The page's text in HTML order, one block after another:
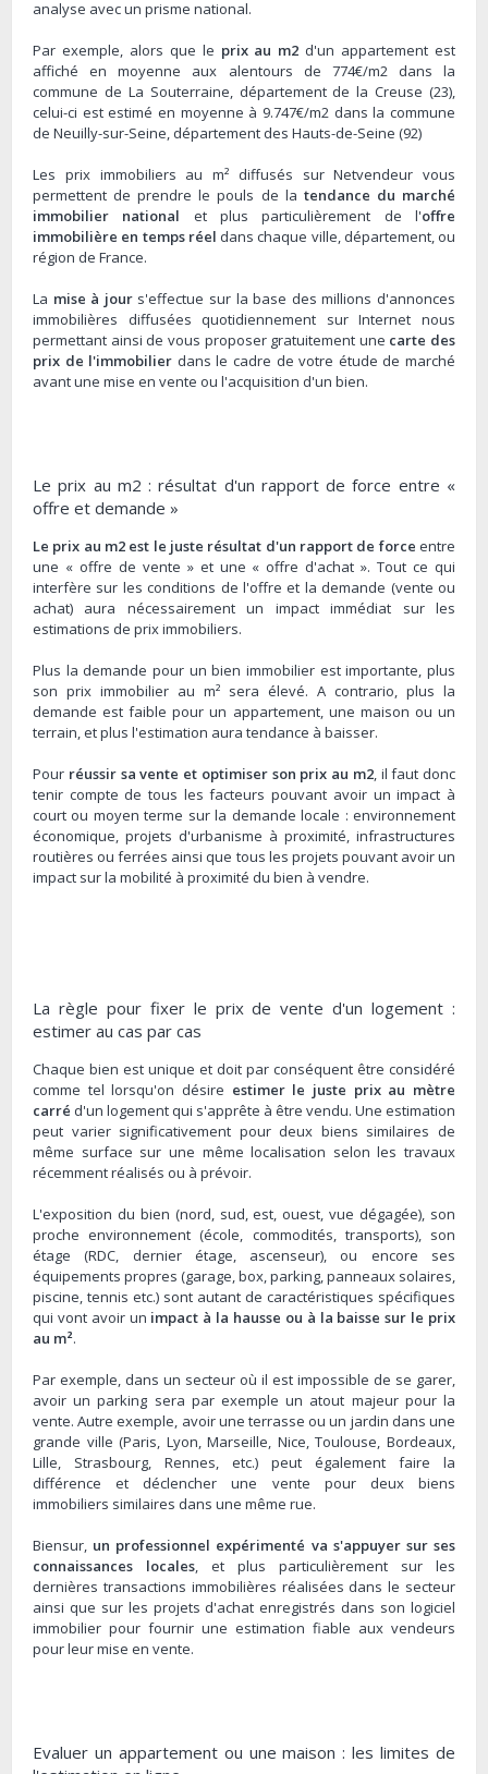
analyse avec un prisme national.
Par exemple, alors que le prix au m2 d'un appartement est
affiché en moyenne aux alentours de 774€/m2 dans la
commune de La Souterraine, département de la Creuse (23),
celui-ci est estimé en moyenne à 9.747€/m2 dans la commune
de Neuilly-sur-Seine, département des Hauts-de-Seine (92)
Les prix immobiliers au m² diffusés sur Netvendeur vous
permettent de prendre le pouls de la tendance du marché
immobilier national et plus particulièrement de l'offre
immobilière en temps réel dans chaque ville, département, ou
région de France.
La mise à jours'effectue sur la base des millions d'annonces
immobilières diffusées quotidiennement sur Internet nous
permettant ainsi de vous proposer gratuitement une carte des
prix de l'immobilier dans le cadre de votre étude de marché
avant une mise en vente ou l'acquisition d'un bien.
Le prix au m2 : résultat d'un rapport de force entre «
offre et demande »
Le prix au m2 est le juste résultat d'un rapport de force entre
une « offre de vente » et une « offre d'achat ». Tout ce qui
interfère sur les conditions de l'offre et la demande (vente ou
achat) aura nécessairement un impact immédiat sur les
estimations de prix immobiliers.
Plus la demande pour un bien immobilier est importante, plus
son prix immobilier au m² sera élevé. A contrario, plus la
demande est faible pour un appartement, une maison ou un
terrain, et plus l'estimation aura tendance à baisser.
Pour réussir sa vente et optimiser son prix au m2, il faut donc
tenir compte de tous les facteurs pouvant avoir un impact à
court ou moyen terme sur la demande locale : environnement
économique, projets d'urbanisme à proximité, infrastructures
routières ou ferrées ainsi que tous les projets pouvant avoir un
impact sur la mobilité à proximité du bien à vendre.
La règle pour fixer le prix de vente d'un logement :
estimer au cas par cas
Chaque bien est unique et doit par conséquent être considéré
comme tel lorsqu'on désire estimer le juste prix au mètre
carré d'un logement qui s'apprête à être vendu. Une estimation
peut varier significativement pour deux biens similaires de
même surface sur une même localisation selon les travaux
récemment réalisés ou à prévoir.
L'exposition du bien (nord, sud, est, ouest, vue dégagée), son
proche environnement (école, commodités, transports), son
étage (RDC, dernier étage, ascenseur), ou encore ses
équipements propres (garage, box, parking, panneaux solaires,
piscine, tennis etc.) sont autant de caractéristiques spécifiques
qui vont avoir un impact à la hausse ou à la baisse sur le prix
au m².
Par exemple, dans un secteur où il est impossible de se garer,
avoir un parking sera par exemple un atout majeur pour la
vente. Autre exemple, avoir une terrasse ou un jardin dans une
grande ville (Paris, Lyon, Marseille, Nice, Toulouse, Bordeaux,
Lille, Strasbourg, Rennes, etc.) peut également faire la
différence et déclencher une vente pour deux biens
immobiliers similaires dans une même rue.
Biensur, un professionnel expérimenté va s'appuyer sur ses
connaissances locales, et plus particulièrement sur les
dernières transactions immobilières réalisées dans le secteur
ainsi que sur les projets d'achat enregistrés dans son logiciel
immobilier pour fournir une estimation fiable aux vendeurs
pour leur mise en vente.
Evaluer un appartement ou une maison : les limites de